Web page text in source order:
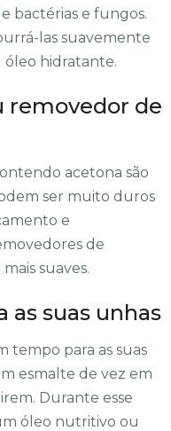
bactérias e fungos.
las suavemente
óleo hidratante.
removedor de
acetona são
ser muito duros
e
de
suaves.
as suas unhas
tempo para as suas
esmalte de vez em
Durante esse
óleo nutritivo ou